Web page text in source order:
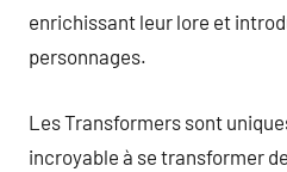
enrichissant leur lore et
personnages.
Les Transformers sont
incroyable à se transformer